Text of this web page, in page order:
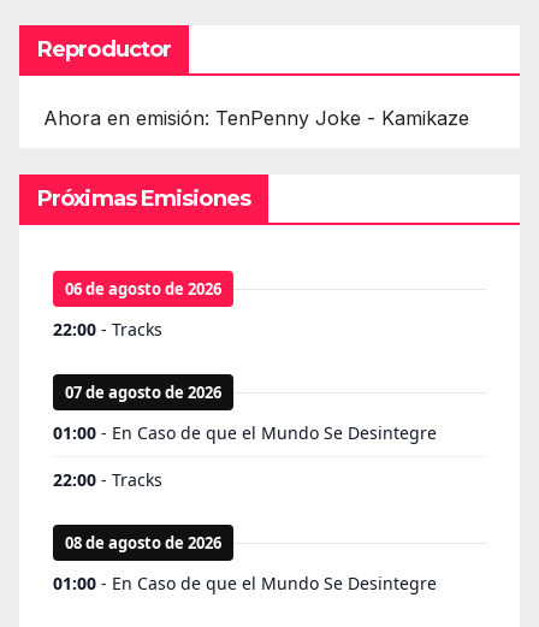
Reproductor
Ahora en emisión: TenPenny Joke - Kamikaze
Próximas Emisiones